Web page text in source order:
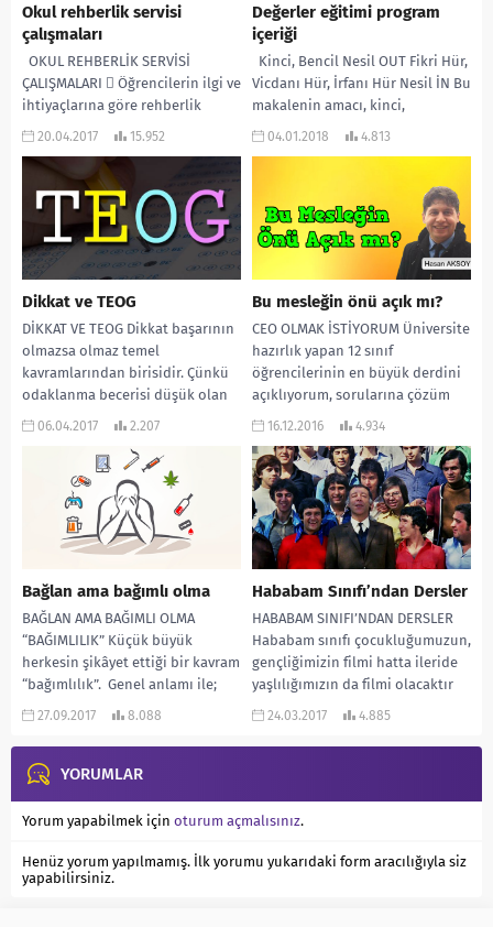
Okul rehberlik servisi
çalışmaları
OKUL REHBERLİK SERVİSİ
ÇALIŞMALARI  Öğrencilerin ilgi ve
ihtiyaçlarına göre rehberlik
programının hazırlanması: 
amaçlı...
20.04.2017 15.952
Değerler eğitimi program
içeriği
Kinci, Bencil Nesil OUT Fikri Hür,
Vicdanı Hür, İrfanı Hür Nesil İN Bu
makalenin amacı, kinci,
bencil,hissiyatsız ve hurafelere...
04.01.2018 4.813
Dikkat ve TEOG
DİKKAT VE TEOG Dikkat başarının
olmazsa olmaz temel
kavramlarından birisidir. Çünkü
odaklanma becerisi düşük olan
öğrenciler genelde çok basit
06.04.2017 2.207
Bu mesleğin önü açık mı?
CEO OLMAK İSTİYORUM Üniversite
hazırlık yapan 12 sınıf
öğrencilerinin en büyük derdini
açıklıyorum, sorularına çözüm
buluyorum. İşte sorular: Bu
16.12.2016 4.934
Bağlan ama bağımlı olma
BAĞLAN AMA BAĞIMLI OLMA
“BAĞIMLILIK” Küçük büyük
herkesin şikâyet ettiği bir kavram
“bağımlılık”. Genel anlamı ile;
nesneye, kişiye ya da...
27.09.2017 8.088
Hababam Sınıfı’ndan Dersler
HABABAM SINIFI’NDAN DERSLER
Hababam sınıfı çocukluğumuzun,
gençliğimizin filmi hatta ileride
yaşlılığımızın da filmi olacaktır
bence. Lise sıralarında yıllarca
24.03.2017 4.885
YORUMLAR
Yorum yapabilmek için oturum açmalısınız.
Henüz yorum yapılmamış. İlk yorumu yukarıdaki form aracılığıyla siz
yapabilirsiniz.